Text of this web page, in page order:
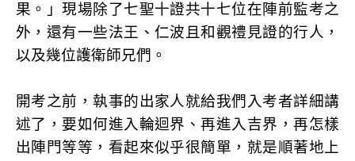
果。」現場除了七聖十證共十七位在陣前監考之
外，還有一些法王、仁波且和觀禮見證的行人，
以及幾位護衛師兄們。
開考之前，執事的出家人就給我們入考者詳細講
述了，要如何進入輪迴界、再進入吉界，再怎樣
出陣門等等，看起來似乎很簡單，就是順著地上